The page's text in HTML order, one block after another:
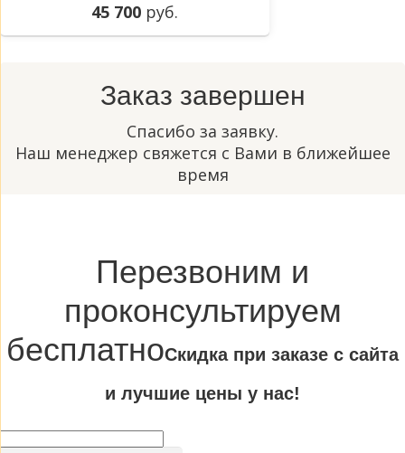
45 700 руб.
Заказ завершен
Спасибо за заявку.
Наш менеджер свяжется с Вами в ближейшее
время
Перезвоним и
проконсультируем
бесплатноCкидка при заказе с сайта
и лучшие цены у нас!